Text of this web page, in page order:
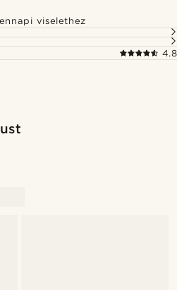
viselethez
4.8